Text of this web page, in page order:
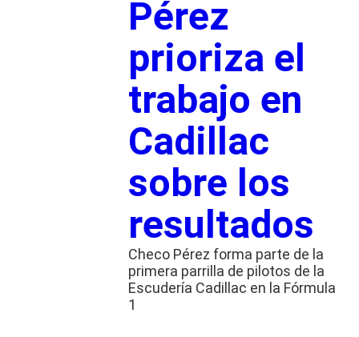
Pérez
prioriza el
trabajo en
Cadillac
sobre los
resultados
Checo Pérez forma parte de la
primera parrilla de pilotos de la
Escudería Cadillac en la Fórmula
1